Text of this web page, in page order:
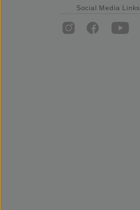
Social Media Links